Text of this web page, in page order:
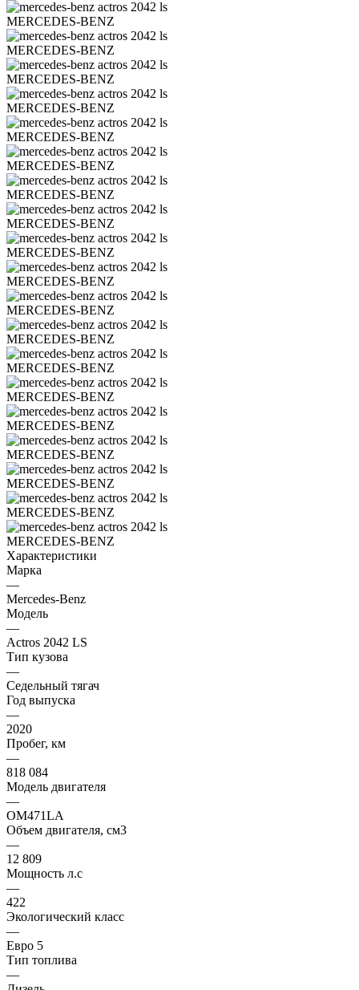
Характеристики
Марка
—
Mercedes-Benz
Модель
—
Actros 2042 LS
Тип кузова
—
Седельный тягач
Год выпуска
—
2020
Пробег, км
—
818 084
Модель двигателя
—
OM471LA
Объем двигателя, см3
—
12 809
Мощность л.с
—
422
Экологический класс
—
Евро 5
Тип топлива
—